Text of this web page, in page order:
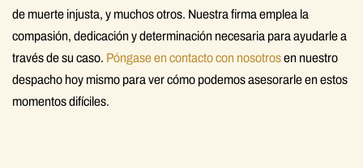
de muerte injusta, y muchos otros. Nuestra firma emplea la
compasión, dedicación y determinación necesaria para ayudarle a
través de su caso. Póngase en contacto con nosotrosen nuestro
despacho hoy mismo para ver cómo podemos asesorarle en estos
momentos difíciles.